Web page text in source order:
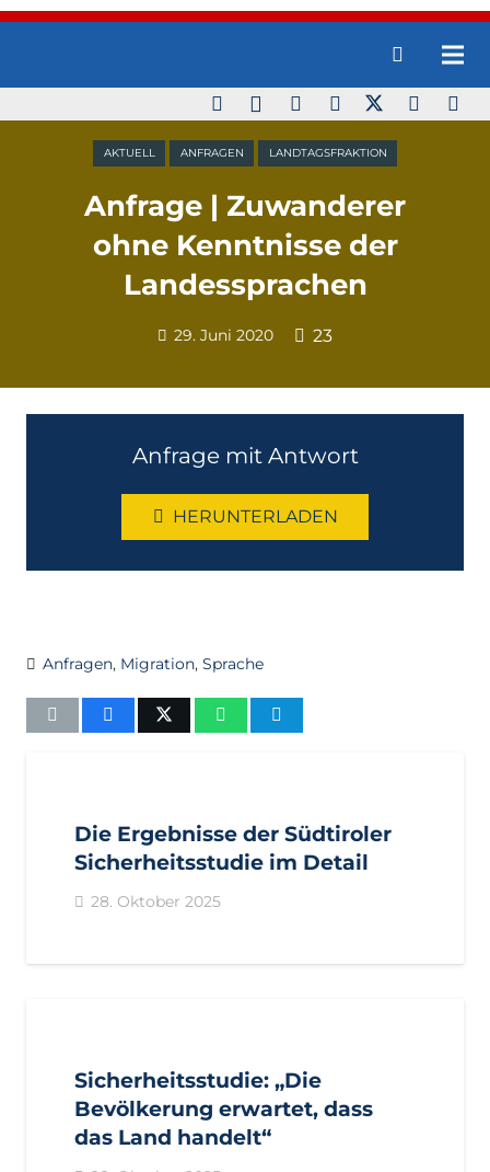
AKTUELL ANFRAGEN LANDTAGSFRAKTION
Anfrage | Zuwanderer
ohne Kenntnisse der
Landessprachen
29. Juni 2020 23
Anfrage mit Antwort
HERUNTERLADEN
Anfragen, Migration, Sprache
Die Ergebnisse der Südtiroler
Sicherheitsstudie im Detail
28. Oktober 2025
Sicherheitsstudie: „Die
Bevölkerung erwartet, dass
das Land handelt“